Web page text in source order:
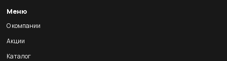
Меню
О компании
Акции
Каталог